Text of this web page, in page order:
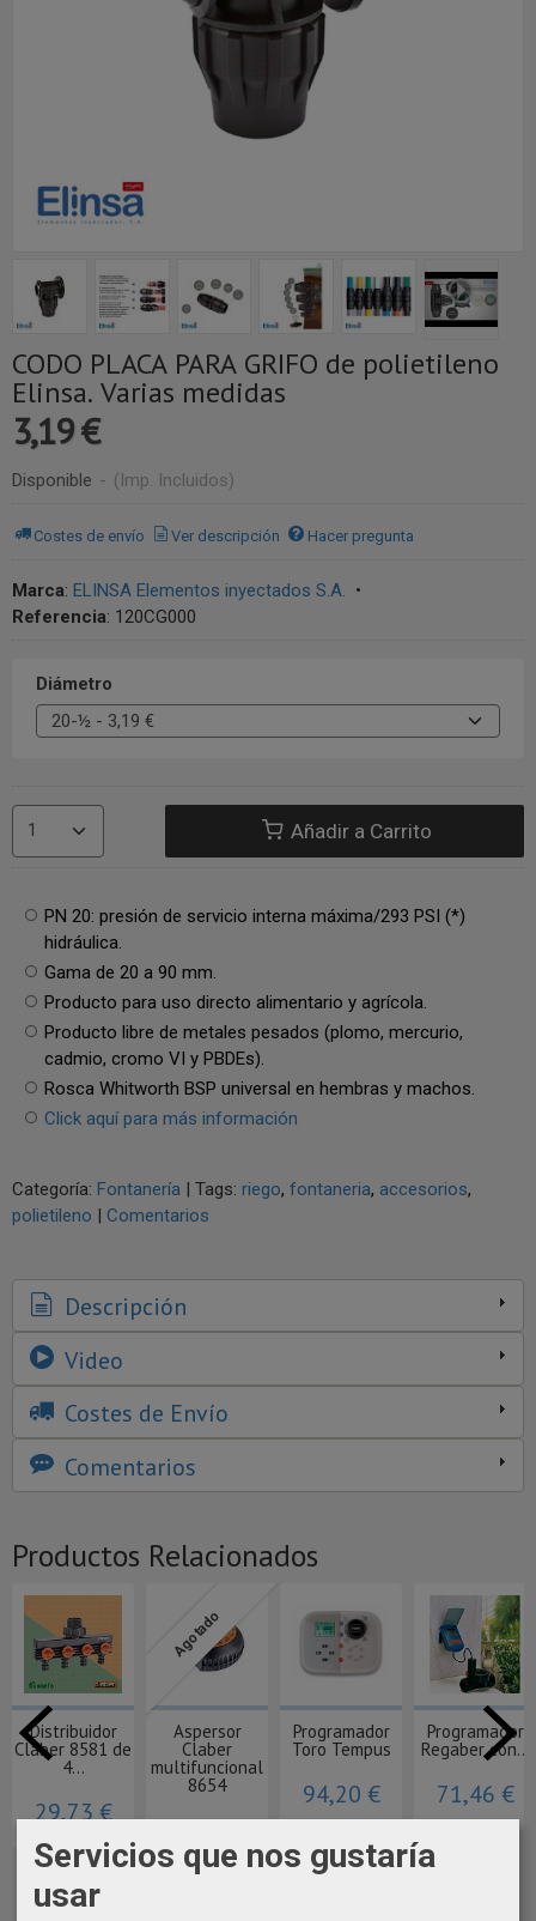
CODO PLACA PARA GRIFO de polietileno
Elinsa. Varias medidas
3,19 €
Disponible - (Imp. Incluidos)
Costes de envío Ver descripción Hacer pregunta
Marca: ELINSA Elementos inyectados S.A. •
Referencia: 120CG000
Diámetro
Añadir a Carrito
PN 20: presión de servicio interna máxima/293 PSI (*)
hidráulica.
Gama de 20 a 90 mm.
Producto para uso directo alimentario y agrícola.
Producto libre de metales pesados (plomo, mercurio,
cadmio, cromo VI y PBDEs).
Rosca Whitworth BSP universal en hembras y machos.
Click aquí para más información
Categoría: Fontanería | Tags: riego fontaneria accesorios
polietileno | Comentarios
Descripción
Video
Costes de Envío
Comentarios
Productos Relacionados
Distribuidor
Claber 8581 de
4...
29,73 €
Agotado
Aspersor
Claber
multifuncional
8654
13,12 €
Programador
Toro Tempus
94,20 €
Programador
Regaber con...
71,46 €
Servicios que nos gustaría
usar